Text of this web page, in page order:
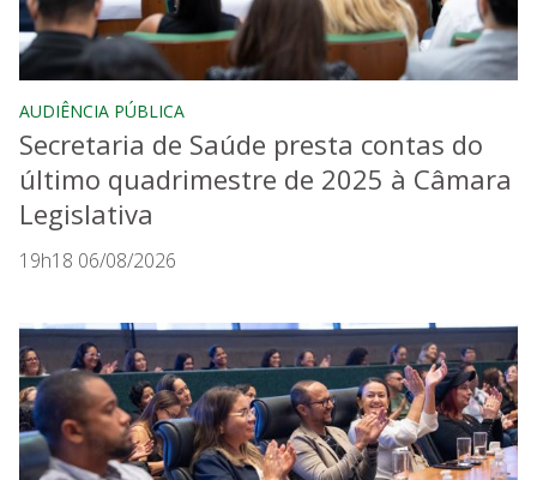
AUDIÊNCIA PÚBLICA
Secretaria de Saúde presta contas do
último quadrimestre de 2025 à Câmara
Legislativa
19h18 06/08/2026